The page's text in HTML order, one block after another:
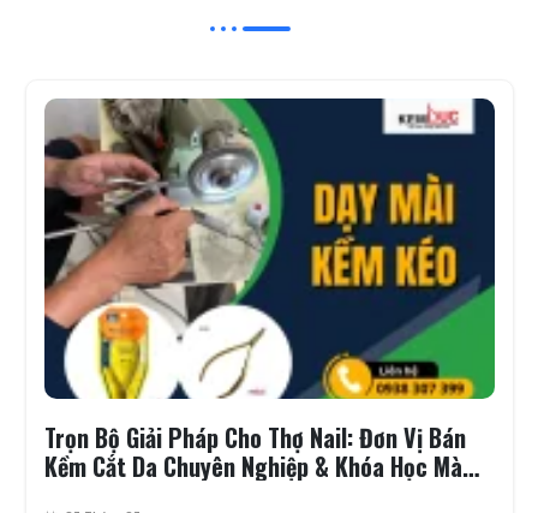
Pháp Cho Thợ Nail: Đơn Vị Bán
Nghiệp & Khóa Học Mài
Vì Sao
Kềm Chất